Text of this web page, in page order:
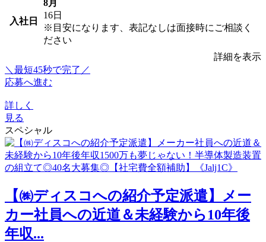
入社日
8月
16日
※目安になります、表記なしは面接時にご相談く
ださい
詳細を表示
＼最短45秒で完了／
応募へ進む
詳しく
見る
スペシャル
【㈱ディスコへの紹介予定派遣】メー
カー社員への近道＆未経験から10年後
年収...